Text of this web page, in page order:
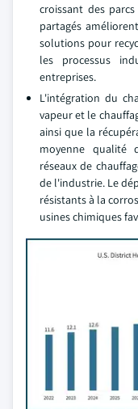
croissant des
partagés
solutions pour
les processus
entreprises.
L'intégration du
vapeur et le
ainsi que la
moyenne qualité
réseaux de
de l'industrie. Le
résistants à la
usines chimiques